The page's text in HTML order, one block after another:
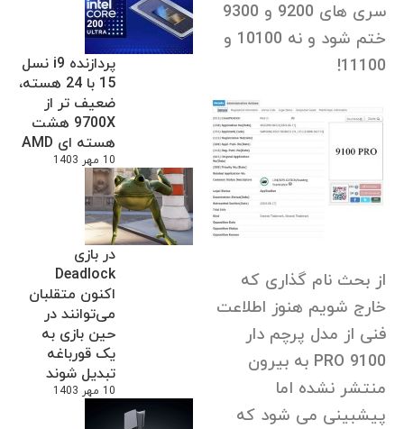
پردازنده i9 نسل
15 با 24 هسته،
ضعیف تر از
9700X هشت
هسته ای AMD
10 مهر 1403
در بازی
Deadlock
اکنون متقلبان
می‌توانند در
حین بازی به
یک قورباغه
تبدیل شوند
10 مهر 1403
سری های 9200 و 9300
ختم شود و نه 10100 و
11100!
از بحث نام گذاری که
خارج شویم هنوز اطلاعت
فنی از مدل پرچم دار
9100 PRO به بیرون
منتشر نشده اما
پیشبینی می شود که